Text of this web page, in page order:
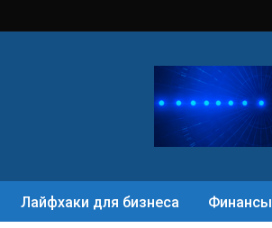
Лайфхаки для бизнеса Финансы